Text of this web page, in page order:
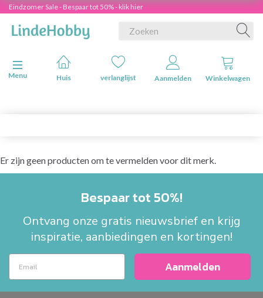
Eindzomer Sale - Bespaar tot 50% - klik hier
Navigatie in-/uitschakelen
Menu
Huis verlanglijst Aanmelden Winkelwagen
Er zijn geen producten om te vermelden voor dit merk.
Bespaar tot 50%!
Ontvang onze gratis nieuwsbrief en krijg
inspiratie, aanbiedingen en kortingen!
Aanmelden